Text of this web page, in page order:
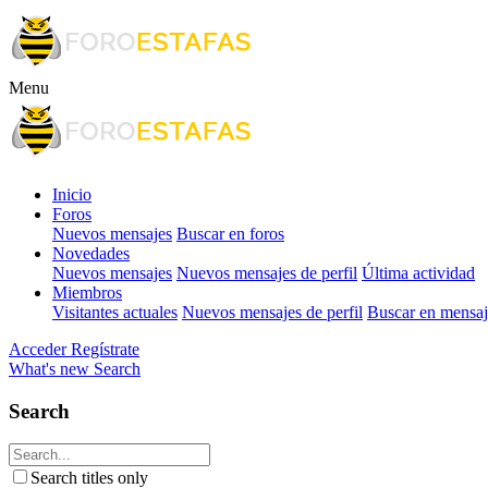
Menu
Inicio
Foros
Nuevos mensajes Buscar en foros
Novedades
Nuevos mensajes Nuevos mensajes de perfil Última actividad
Miembros
Visitantes actuales Nuevos mensajes de perfil Buscar en
Acceder Regístrate
What's new Search
Search
Search titles only